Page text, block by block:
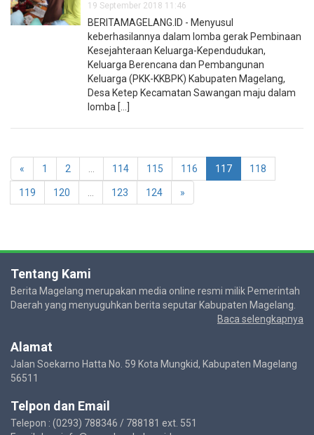
19 September 2018 11:46
BERITAMAGELANG.ID - Menyusul
keberhasilannya dalam lomba gerak Pembinaan
Kesejahteraan Keluarga-Kependudukan,
Keluarga Berencana dan Pembangunan
Keluarga (PKK-KKBPK) Kabupaten Magelang,
Desa Ketep Kecamatan Sawangan maju dalam
lomba [...]
« 1 2 114 115 116 117 118
119 120 123 124 »
Tentang Kami
Berita Magelang merupakan media online resmi milik Pemerintah
Daerah yang menyuguhkan berita seputar Kabupaten Magelang.
Baca selengkapnya
Alamat
Jalan Soekarno Hatta No. 59 Kota Mungkid, Kabupaten Magelang
56511
Telpon dan Email
Telepon : (0293) 788346 / 788181 ext. 551